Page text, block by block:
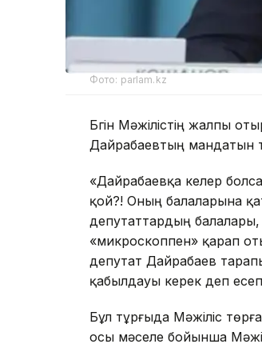
Фото: parlam.kz
Бүгін Мәжілістің жалпы
Дайрабаевтың мандатын
«Дайрабаевқа келер
қой?! Оның балаларына
депутаттардың балалары,
«микроскоппен» қарап
депутат Дайрабаев
қабылдауы керек деп
Бұл тұрғыда Мәжіліс
осы мәселе бойынша